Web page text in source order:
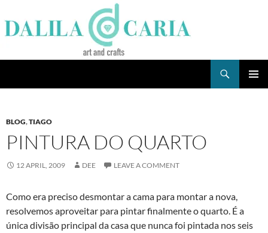
to
content
BLOG,TIAGO
PINTURA DO QUARTO
12 APRIL, 2009 DEE LEAVE A COMMENT
Como era preciso desmontar a cama para montar a nova,
resolvemos aproveitar para pintar finalmente o quarto. É a
única divisão principal da casa que nunca foi pintada nos seis